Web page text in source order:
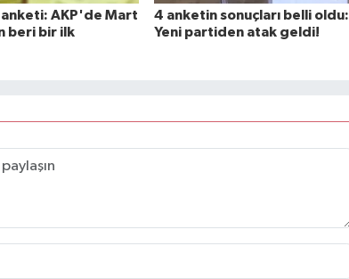
anketi: AKP'de Mart
beri bir ilk
4 anketin sonuçları belli oldu:
Yeni partiden atak geldi!